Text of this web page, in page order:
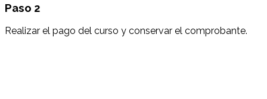
Paso 2
Realizar el pago del curso y conservar el comprobante.